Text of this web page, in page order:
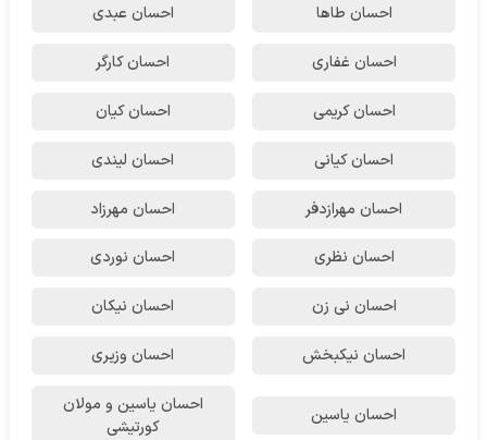
احسان طاها احسان عبدی
احسان غفاری احسان کارگر
احسان کریمی احسان کیان
احسان کیانی احسان لیندی
احسان مهرازدفر احسان مهرزاد
احسان نظری احسان نوردی
احسان نی زن احسان نیکان
احسان نیکبخش احسان وزیری
احسان یاسین
احسان یاسین و مولان
کورتیشی